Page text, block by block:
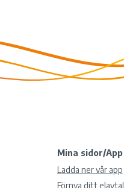
Mina sidor/App
Ladda ner vår app
Förnya ditt elavtal